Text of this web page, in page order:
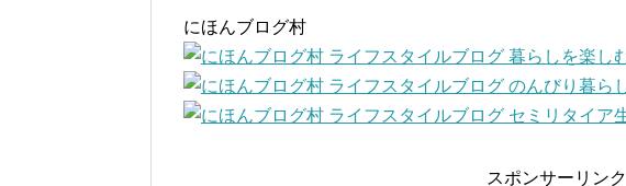
にほんブログ村
スポンサーリンク